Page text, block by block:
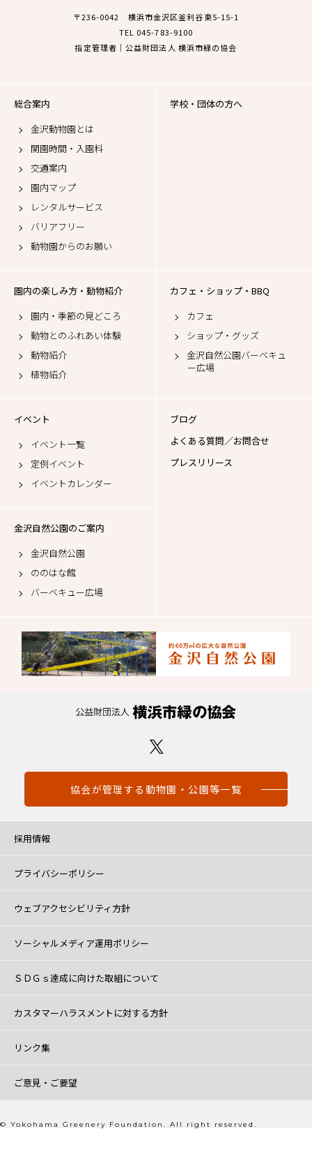
〒236-0042 横浜市金沢区釜利谷東5-15-1
TEL 045-783-9100
指定管理者｜公益財団法人 横浜市緑の協会
総合案内
金沢動物園とは
開園時間・入園料
交通案内
園内マップ
レンタルサービス
バリアフリー
動物園からのお願い
学校・団体の方へ
園内の楽しみ方・動物紹介
園内・季節の見どころ
動物とのふれあい体験
動物紹介
植物紹介
カフェ・ショップ・BBQ
カフェ
ショップ・グッズ
金沢自然公園バーベキュ
ー広場
イベント
イベント一覧
定例イベント
イベントカレンダー
ブログ
よくある質問／お問合せ
プレスリリース
金沢自然公園のご案内
金沢自然公園
ののはな館
バーベキュー広場
協会が管理する動物園・公園等一覧
採用情報
プライバシーポリシー
ウェブアクセシビリティ方針
ソーシャルメディア運用ポリシー
ＳＤＧｓ達成に向けた取組について
カスタマーハラスメントに対する方針
リンク集
ご意見・ご要望
© Yokohama Greenery Foundation. All right reserved.